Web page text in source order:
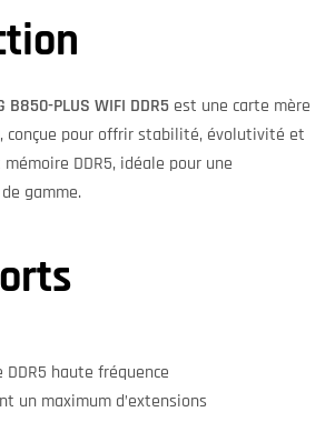
B850-PLUS WIFI DDR5 est une carte mère
conçue pour offrir stabilité, évolutivité et
DDR5, idéale pour une
gamme.
haute fréquence
un maximum d’extensions